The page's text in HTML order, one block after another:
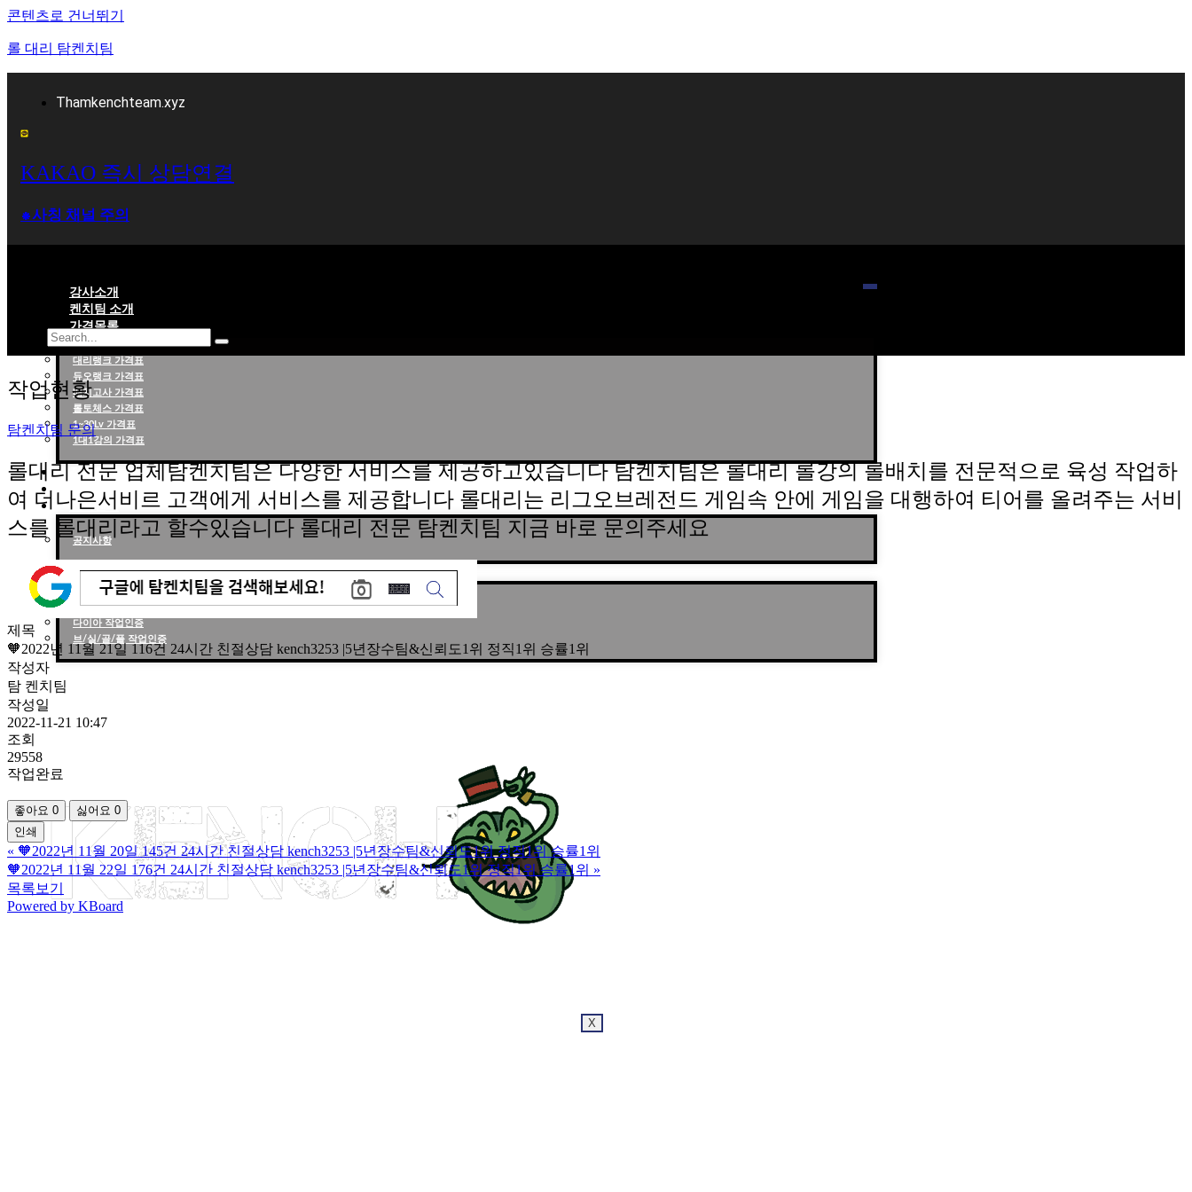
콘텐츠로 건너뛰기
롤 대리 탐켄치팀
Thamkenchteam.xyz
KAKAO 즉시 상담연결
⁕사칭 채널 주의
강사소개
켄치팀 소개
가격목록
대리랭크 가격표
듀오랭크 가격표
배치고사 가격표
롤토체스 가격표
1~30Lv 가격표
1대1강의 가격표
작업현황
작업후기
고객센터
공지사항
작업인증
천상계 작업인증
다이아 작업인증
브/실/골/플 작업인증
X
작업현황
탐켄치팀 문의
롤대리 전문 업체탐켄치팀은 다양한 서비스를 제공하고있습니다 탐켄치팀은 롤대리 롤강의 롤배치를 전문적으로 육성 작업하
여 더나은서비르 고객에게 서비스를 제공합니다 롤대리는 리그오브레전드 게임속 안에 게임을 대행하여 티어를 올려주는 서비
스를 롤대리라고 할수있습니다 롤대리 전문 탐켄치팀 지금 바로 문의주세요
제목
🧡2022년 11월 21일 116건 24시간 친절상담 kench3253 |5년장수팀&신뢰도1위 정직1위 승률1위
작성자
탐 켄치팀
작성일
2022-11-21 10:47
조회
29558
작업완료
좋아요 0 싫어요 0
인쇄
« 🧡2022년 11월 20일 145건 24시간 친절상담 kench3253 |5년장수팀&신뢰도1위 정직1위 승률1위
🧡2022년 11월 22일 176건 24시간 친절상담 kench3253 |5년장수팀&신뢰도1위 정직1위 승률1위 »
목록보기
Powered by KBoard